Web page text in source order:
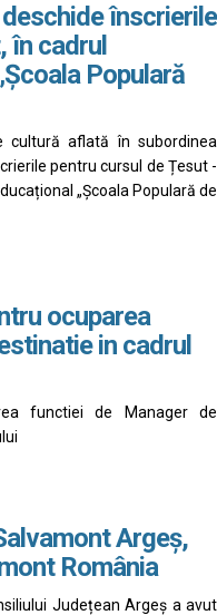
înscrierile
în cadrul
Populară
cultură aflată în subordinea
pentru cursul de Țesut -
„Școala Populară de
ocuparea
in cadrul
functiei de Manager de
Argeș,
România
Județean Argeș a avut